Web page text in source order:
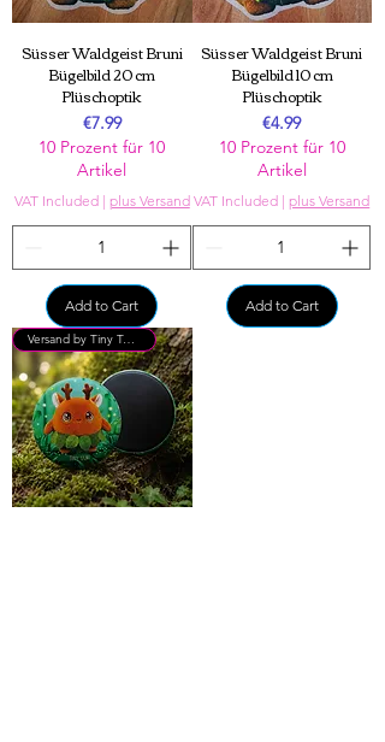
Süsser Waldgeist Bruni
Bügelbild 20 cm
Plüschoptik
Price
€7.99
10 Prozent für 10
Artikel
VAT Included| plus Versand
Add to Cart
Süsser Waldgeist Bruni
Bügelbild 10 cm
Plüschoptik
Price
€4.99
10 Prozent für 10
Artikel
VAT Included |plus Versand
Add to Cart
Versand by Tiny Tami